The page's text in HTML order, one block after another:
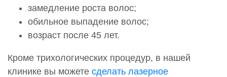
замедление роста волос;
обильное выпадение волос;
возраст после 45 лет.
Кроме трихологических процедур, в нашей
клинике вы можете сделать лазерное